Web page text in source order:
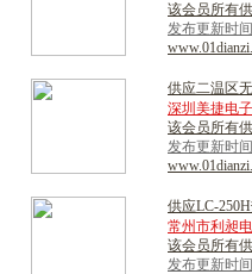
该会员所有
发布更新时
供应二温 区无
深圳美捷电
该会员所有
发布更新时
供应LC-250H
常州市利昶
该会员所有
发布更新时